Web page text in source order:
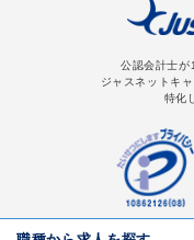
公認会計士が
ジャスネットキ
特化